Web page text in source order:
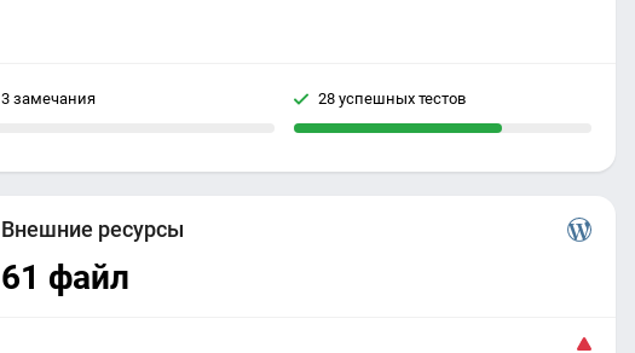
3 замечания 28 успешных тестов
Внешние ресурсы
61 файл